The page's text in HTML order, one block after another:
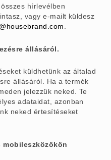
hírlevélben
vagy e-mailt küldesz
.
állásáról.
küldhetünk az általad
állásáról. Ha a termék
jelezzük neked. Te
adataidat, azonban
neked értesítéseket
mobileszközökön